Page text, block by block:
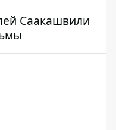
Саакашвили